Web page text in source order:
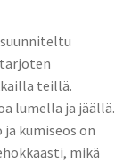
teillä.
lumella ja jäällä.
kumiseos on
mikä